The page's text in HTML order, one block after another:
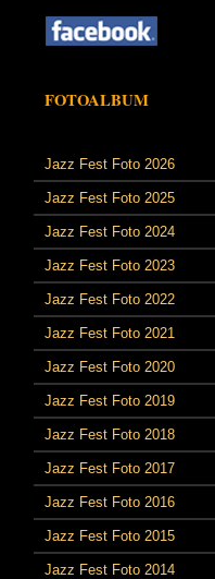
FOTOALBUM
Jazz Fest Foto 2026
Jazz Fest Foto 2025
Jazz Fest Foto 2024
Jazz Fest Foto 2023
Jazz Fest Foto 2022
Jazz Fest Foto 2021
Jazz Fest Foto 2020
Jazz Fest Foto 2019
Jazz Fest Foto 2018
Jazz Fest Foto 2017
Jazz Fest Foto 2016
Jazz Fest Foto 2015
Jazz Fest Foto 2014